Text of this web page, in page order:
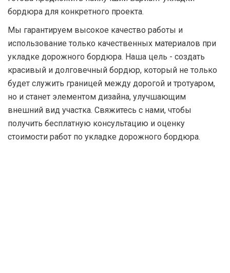
бордюра для конкретного проекта.
Мы гарантируем высокое качество работы и
использование только качественных материалов при
укладке дорожного бордюра. Наша цель - создать
красивый и долговечный бордюр, который не только
будет служить границей между дорогой и тротуаром,
но и станет элементом дизайна, улучшающим
внешний вид участка. Свяжитесь с нами, чтобы
получить бесплатную консультацию и оценку
стоимости работ по укладке дорожного бордюра.